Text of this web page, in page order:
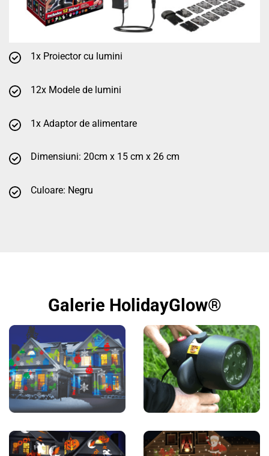
1x Proiector cu lumini
12x Modele de lumini
1x Adaptor de alimentare
Dimensiuni: 20cm x 15 cm x 26 cm
Culoare: Negru
Galerie HolidayGlow®